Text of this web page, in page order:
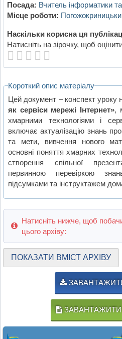
Посада: Вчитель інформатики та
Місце роботи:
Наскільки корисна ця
Натисніть на зірочку, щоб
Короткий опис матеріалу
Цей документ – конспект уроку
як сервіси мережі Інтернет»,
хмарними технологіями і
включає актуалізацію знань
та мети, вивчення нового
основні поняття хмарних
створення спільної
первинною перевіркою
підсумками та інструктажем
Натисніть нижче, щоб
цього архіву:
ПОКАЗАТИ ВМІСТ АРХІВУ
ЗАВАНТАЖИТИ